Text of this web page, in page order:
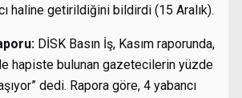
haline getirildiğini bildirdi (15 Aralık).
DİSK Basın İş, Kasım raporunda,
hapiste bulunan gazetecilerin yüzde
dedi. Rapora göre, 4 yabancı